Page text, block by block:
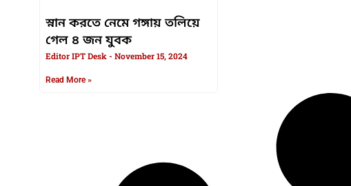
স্নান করতে নেমে গঙ্গায় তলিয়ে
গেল ৪ জন যুবক
Editor IPT Desk November 15, 2024
Read More »